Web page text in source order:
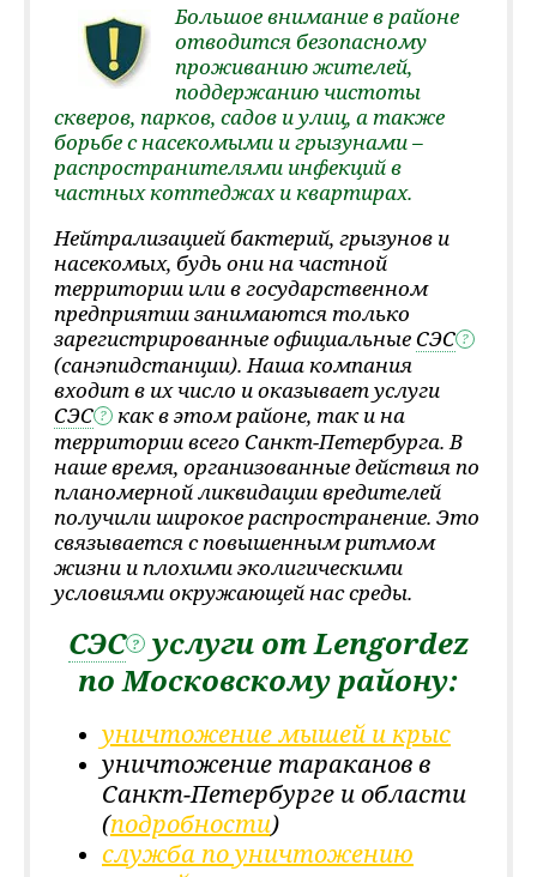
Большое внимание в районе
отводится безопасному
проживанию жителей,
поддержанию чистоты
скверов, парков, садов и улиц, а также
борьбе с насекомыми и грызунами –
распространителями инфекций в
частных коттеджах и квартирах.
Нейтрализацией бактерий, грызунов и
насекомых, будь они на частной
территории или в государственном
предприятии занимаются только
зарегистрированные официальныеСЭС ?
(санэпидстанции). Наша компания
входит в их число и оказывает услуги
СЭС ? как в этом районе, так и на
территории всего Санкт-Петербурга. В
наше время, организованные действия по
планомерной ликвидации вредителей
получили широкое распространение. Это
связывается с повышенным ритмом
жизни и плохими эколигическими
условиями окружающей нас среды.
СЭС ?
услуги от Lengordez
по Московскому району:
уничтожение мышей и крыс
уничтожение тараканов в
Санкт-Петербурге и области
(подробности)
служба по уничтожению